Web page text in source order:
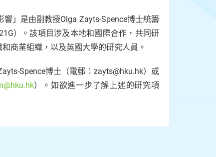
」是由副教授Olga Zayts-Spence博士統籌
）。該項目涉及本地和國際合作，共同研
商業組織，以及英國大學的研究人員。
Spence博士（電郵：zayts@hku.hk）或
）。如欲進一步了解上述的研究項